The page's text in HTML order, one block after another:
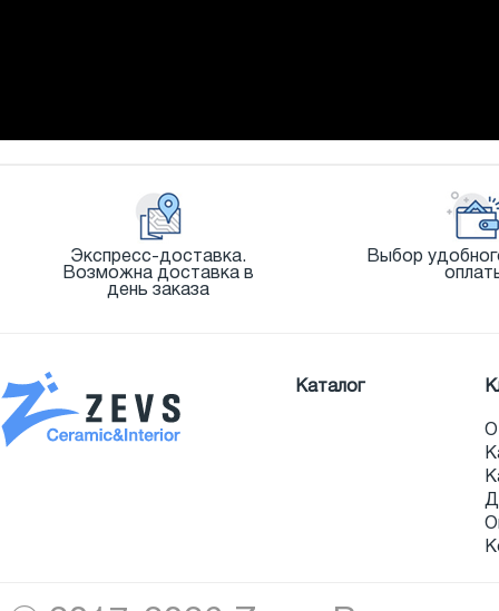
Экспресс-доставка.
Возможна доставка в
день заказа
Выбор
Каталог
О